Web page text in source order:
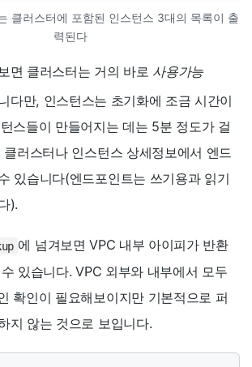
클러스터에 포함된 인스턴스 3대의 목록이 출
력된다
면 클러스터는 거의 바로 사용가능
다만, 인스턴스는 초기화에 조금 시간이
스들이 만들어지는 데는 5분 정도가 걸
클러스터나 인스턴스 상세정보에서 엔드
있습니다(엔드포인트는 쓰기용과 읽기
).
에 넘겨보면 VPC 내부 아이피가 반환
있습니다. VPC 외부와 내부에서 모두
확인이 필요해보이지만 기본적으로 퍼
지 않는 것으로 보입니다.